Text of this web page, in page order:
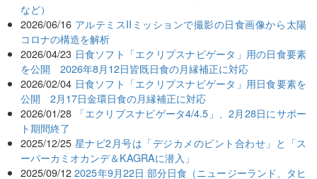
など）
2026/06/16 アルテミスIIミッションで撮影の日食画像から太陽
コロナの構造を解析
2026/04/23 日食ソフト「エクリプスナビゲータ」用の日食要素
を公開 2026年8月12日皆既日食の月縁補正に対応
2026/02/04 日食ソフト「エクリプスナビゲータ」用日食要素を
公開 2月17日金環日食の月縁補正に対応
2026/01/28
「エクリプスナビゲータ4/4.5」、2月28日にサポー
ト期間終了
2025/12/25 星ナビ2月号は「デジカメのピント合わせ」と「ス
ーパーカミオカンデ＆KAGRAに潜入」
2025/09/12 2025年9月22日 部分日食（ニュージーランド、タヒ